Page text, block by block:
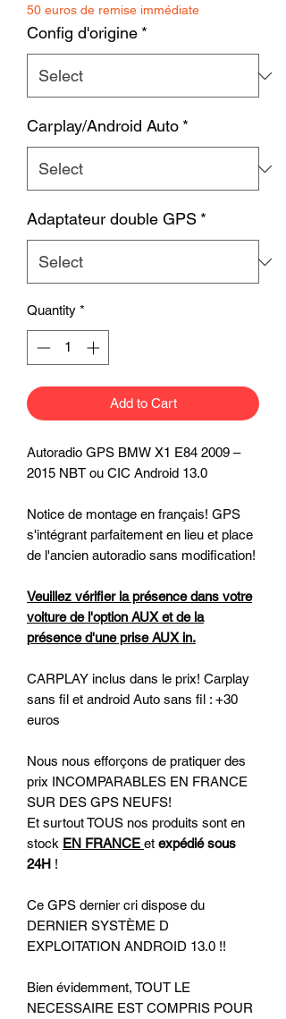
50 euros de remise immédiate
Config d'origine *
Carplay/Android Auto *
Adaptateur double GPS *
Quantity *
Add to Cart
Autoradio GPS BMW X1 E84 2009 –
2015 NBT ou CIC Android 13.0
Notice de montage en français! GPS
s'intégrant parfaitement en lieu et place
de l'ancien autoradio sans modification!
Veuillez vérifier la présence dans votre
voiture de l'option AUX et de la
présence d'une prise AUX in.
CARPLAY inclus dans le prix! Carplay
sans fil et android Auto sans fil : +30
euros
Nous nous efforçons de pratiquer des
prix INCOMPARABLES EN FRANCE
SUR DES GPS NEUFS!
Et surtout TOUS nos produits sont en
stock EN FRANCE et expédié sous
24H !
Ce GPS dernier cri dispose du
DERNIER SYSTÈME D
EXPLOITATION ANDROID 13.0 !!
Bien évidemment, TOUT LE
NECESSAIRE EST COMPRIS POUR